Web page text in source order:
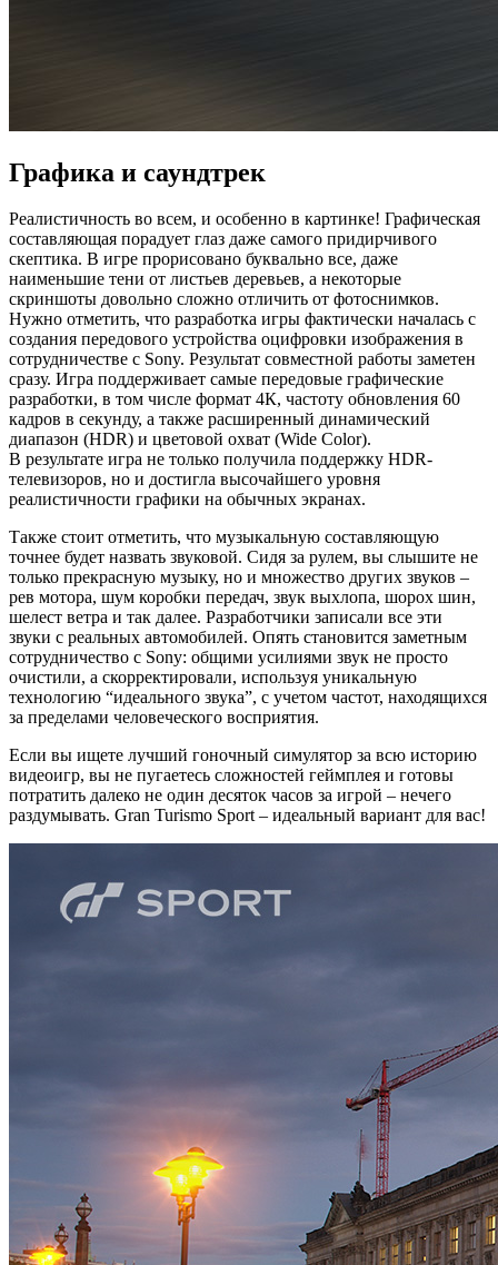
Графика и саундтрек
Реалистичность во всем, и особенно в картинке! Графическая
составляющая порадует глаз даже самого придирчивого
скептика. В игре прорисовано буквально все, даже
наименьшие тени от листьев деревьев, а некоторые
скриншоты довольно сложно отличить от фотоснимков.
Нужно отметить, что разработка игры фактически началась с
создания передового устройства оцифровки изображения в
сотрудничестве с Sony. Результат совместной работы заметен
сразу. Игра поддерживает самые передовые графические
разработки, в том числе формат 4К, частоту обновления 60
кадров в секунду, а также расширенный динамический
диапазон (HDR) и цветовой охват (Wide Color).
В результате игра не только получила поддержку HDR-
телевизоров, но и достигла высочайшего уровня
реалистичности графики на обычных экранах.
Также стоит отметить, что музыкальную составляющую
точнее будет назвать звуковой. Сидя за рулем, вы слышите не
только прекрасную музыку, но и множество других звуков –
рев мотора, шум коробки передач, звук выхлопа, шорох шин,
шелест ветра и так далее. Разработчики записали все эти
звуки с реальных автомобилей. Опять становится заметным
сотрудничество с Sony: общими усилиями звук не просто
очистили, а скорректировали, используя уникальную
технологию “идеального звука”, с учетом частот, находящихся
за пределами человеческого восприятия.
Если вы ищете лучший гоночный симулятор за всю историю
видеоигр, вы не пугаетесь сложностей геймплея и готовы
потратить далеко не один десяток часов за игрой – нечего
раздумывать. Gran Turismo Sport – идеальный вариант для вас!